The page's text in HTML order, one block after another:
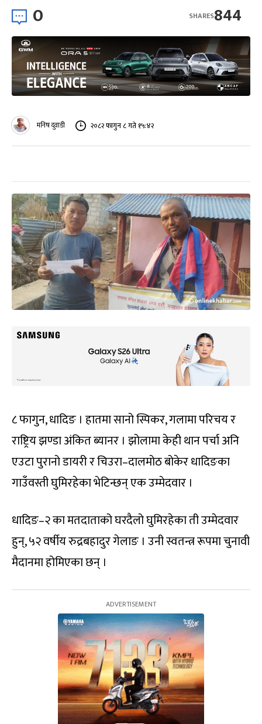
0 844
SHARES
मनिष दुवाडी २०८२ फागुन ८ गते १५:४२
८ फागुन, धादिङ । हातमा सानो स्पिकर, गलामा परिचय र
राष्ट्रिय झण्डा अंकित ब्यानर । झोलामा केही थान पर्चा अनि
एउटा पुरानो डायरी र चिउरा–दालमोठ बोकेर धादिङका
गाउँवस्ती घुमिरहेका भेटिन्छन् एक उम्मेदवार ।
धादिङ–२ का मतदाताको घरदैलो घुमिरहेका ती उम्मेदवार
हुन्, ५२ वर्षीय रुद्रबहादुर गेलाङ । उनी स्वतन्त्र रूपमा चुनावी
मैदानमा होमिएका छन् ।